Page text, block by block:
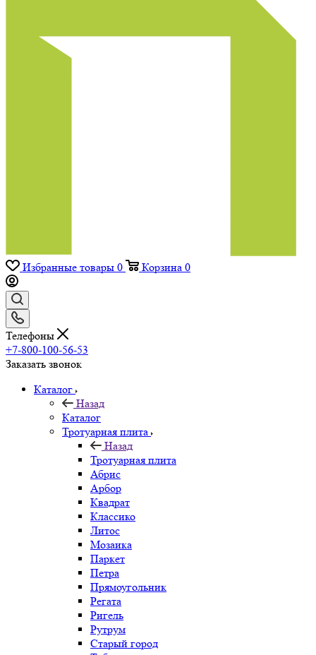
Избранные товары 0 Корзина 0
Телефоны
+7-800-100-56-53
Заказать звонок
Каталог
Назад
Каталог
Тротуарная плита
Назад
Тротуарная плита
Абрис
Арбор
Квадрат
Классико
Литос
Мозаика
Паркет
Петра
Прямоугольник
Регата
Ригель
Рутрум
Старый город